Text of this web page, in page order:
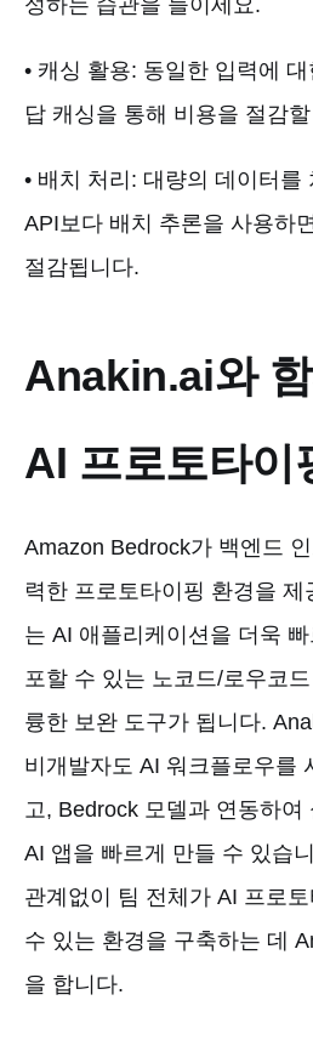
성하는 습관을 들이세요.
• 캐싱 활용: 동일한 입력에
답 캐싱을 통해 비용을 절감
• 배치 처리: 대량의 데이터를
API보다 배치 추론을 사용하
절감됩니다.
Anakin.ai와
AI 프로토타이
Amazon Bedrock가 백엔드
력한 프로토타이핑 환경을
는 AI 애플리케이션을 더욱
포할 수 있는 노코드/로우코
륭한 보완 도구가 됩니다.
비개발자도 AI 워크플로우를
고, Bedrock 모델과 연동하여
AI 앱을 빠르게 만들 수 있습
관계없이 팀 전체가 AI 프로
수 있는 환경을 구축하는 데
을 합니다.